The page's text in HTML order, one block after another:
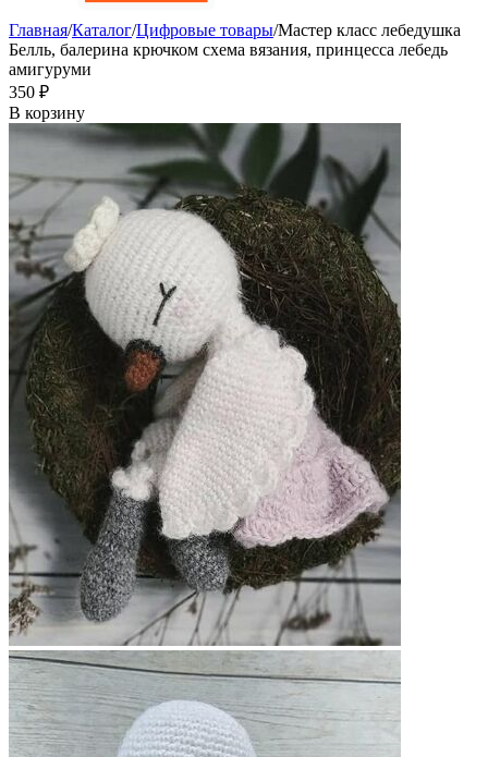
Главная/Каталог/Цифровые товары/Мастер класс лебедушка
Белль, балерина крючком схема вязания, принцесса лебедь
амигуруми
‍350‍ ₽
В корзину